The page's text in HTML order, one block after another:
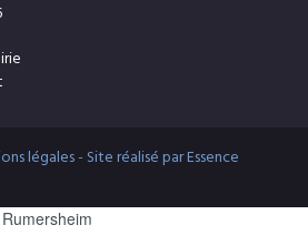
légales- Site réalisé par Essence